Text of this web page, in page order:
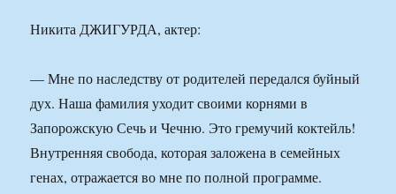
Никита ДЖИГУРДА, актер:
— Мне по наследству от родителей передался буйный
дух. Наша фамилия уходит своими корнями в
Запорожскую Сечь и Чечню. Это гремучий коктейль!
Внутренняя свобода, которая заложена в семейных
генах, отражается во мне по полной программе.